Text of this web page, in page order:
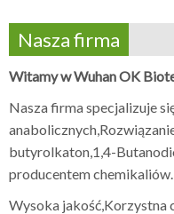
Nasza firma
Witamy w Wuhan OK
Nasza firma specjalizuje
butyrolkaton,1,4-
producentem chemikaliów.
Wysoka jakość,Korzystna